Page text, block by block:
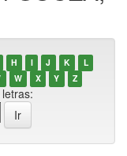
H I J K
L
W X Y Z